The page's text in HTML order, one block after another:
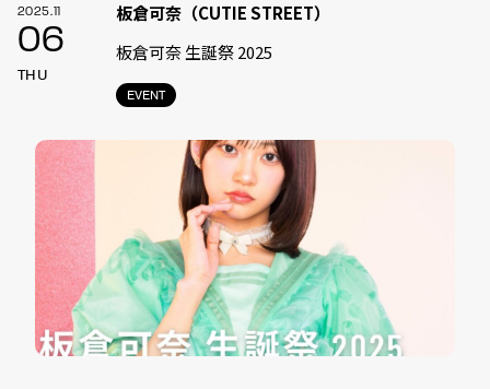
2025.11
06
THU
EVENT
板倉可奈（CUTIE STREET）
板倉可奈 生誕祭 2025